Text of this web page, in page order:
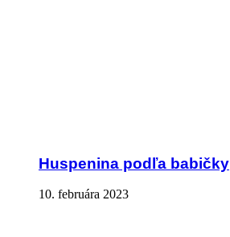
Huspenina podľa babičky
10. februára 2023